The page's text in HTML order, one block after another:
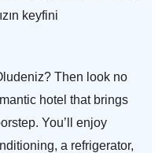
keyfini
Then look no
hotel that brings
You’ll enjoy
a refrigerator,